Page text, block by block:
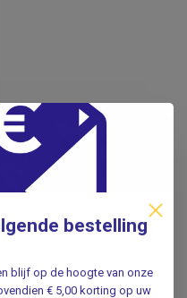
bestelling
blijf op de hoogte van onze
€ 5,00 korting op uw